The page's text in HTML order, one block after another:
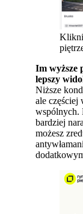
Im wyższe
lepszy
Niższe
ale częściej
wspólnych.
bardziej
możesz